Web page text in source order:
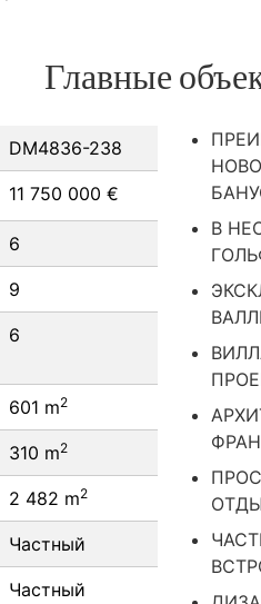
Главные
DM4836-238
11 750 000 €
6
9
6
601 m2
310 m2
2 482 m2
Частный
Частный
В